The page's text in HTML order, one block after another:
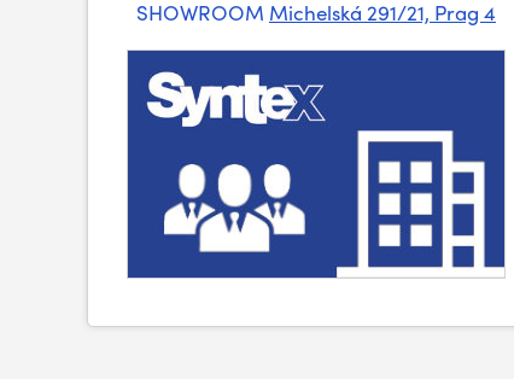
SHOWROOM Michelská 291/21, Prag 4